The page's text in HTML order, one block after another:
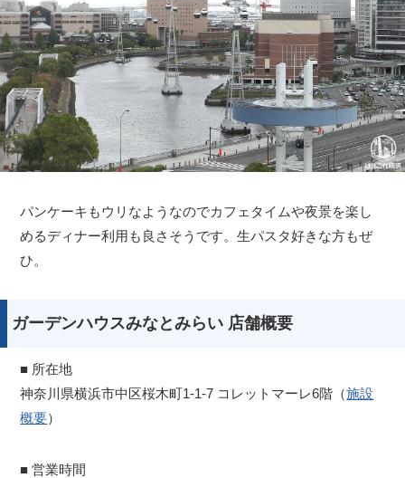
パンケーキもウリなようなのでカフェタイムや夜景を楽し
めるディナー利用も良さそうです。生パスタ好きな方もぜ
ひ。
ガーデンハウスみなとみらい 店舗概要
■ 所在地
神奈川県横浜市中区桜木町1-1-7 コレットマーレ6階（施設
概要）
■ 営業時間